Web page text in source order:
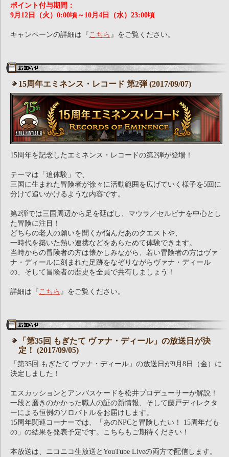
ポイント付与期間：
9月12日（火）0:00頃～10月4日（水）23:00頃
キャンペーンの詳細は『 こちら 』をご覧ください。
15周年エミネンス・レコード 第2弾 (2017/09/07)
15周年を記念したエミネンス・レコードの第2弾が登場！
テーマは「追体験」で、
三国に生まれた冒険者が徐々に活動範囲を広げていく様子を5回に
分けて追いかけるような内容です。
第2弾では三国周辺から足を延ばし、マウラ／セルビナを中心とし
た冒険に注目！
どちらの老人の願いを聞くか悩んだあのクエストや、
一時代を築いた熱い連携などをあらためて体験できます。
当時からの冒険者の方は懐かしみながら、若い冒険者の方はヴァ
ナ・ディールに刻まれた足跡をなぞりながらヴァナ・ディール
の、そして冒険者の歴史を全員で共有しましょう！
詳細は『 こちら 』をご覧ください。
「第35回 もぎたて ヴァナ・ディール」の放送日が決
定！ (2017/09/05)
「第35回 もぎたて ヴァナ・ディール」の放送日が9月8日（金）に
決定しました！
エスカッションとアンバスケードを松井プロデューサーが解説！
一段と磨きのかかった職人の証の新情報、そして藤戸ディレクタ
ーによる恒例のソロバトルをお届けします。
15周年関連コーナーでは、「あのNPCと冒険したい！ 15周年だも
の」の結果を発表予定です。こちらもご期待ください！
本放送は、ニコニコ生放送とYouTube Liveの両方で配信します。